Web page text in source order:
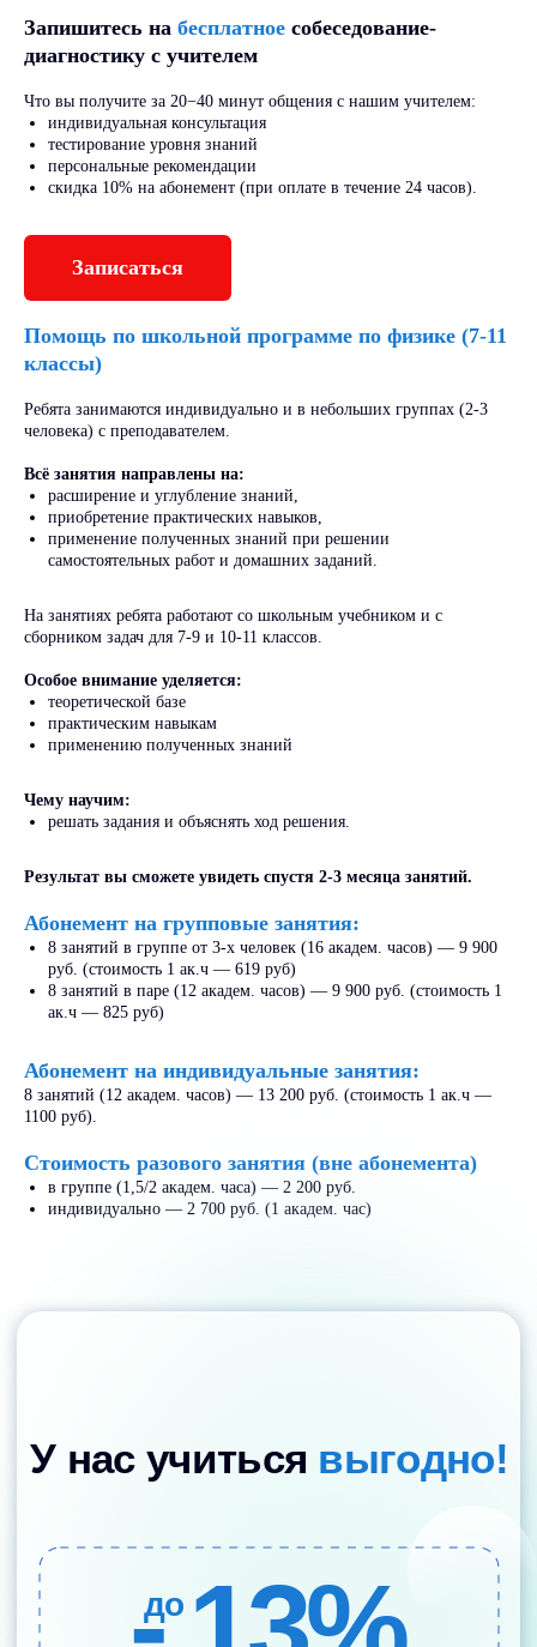
Запишитесь на бесплатное собеседование-
диагностику с учителем
Что вы получите за 20−40 минут общения с нашим учителем:
индивидуальная консультация
тестирование уровня знаний
персональные рекомендации
скидка 10% на абонемент (при оплате в течение 24 часов).
Записаться
Помощь по школьной программе по физике (7-11
классы)
Ребята занимаются индивидуально и в небольших группах (2-3
человека) с преподавателем.
Всё занятия направлены на:
расширение и углубление знаний,
приобретение практических навыков,
⁠применение полученных знаний при решении
самостоятельных работ и домашних заданий.
На занятиях ребята работают со школьным учебником и с
сборником задач для 7-9 и 10-11 классов.
Особое внимание уделяется:
теоретической базе
практическим навыкам
⁠применению полученных знаний
Чему научим:
решать задания и объяснять ход решения.
Результат вы сможете увидеть спустя 2-3 месяца занятий.
Абонемент на групповые занятия:
8 занятий в группе от 3-х человек (16 академ. часов) — 9 900
руб. (стоимость 1 ак.ч — 619 руб)
8 занятий в паре (12 академ. часов) — 9 900 руб. (стоимость 1
ак.ч — 825 руб)
Абонемент на индивидуальные занятия:
8 занятий (12 академ. часов) — 13 200 руб. (стоимость 1 ак.ч —
1100 руб).
Стоимость разового занятия (вне абонемента)
в группе (1,5/2 академ. часа) — 2 200 руб.
индивидуально — 2 700 руб. (1 академ. час)
У нас учитьсявыгодно!
«СкиллПлюс» преподает по
образовательной лицензии,
поэтому можно вернуть до 13%
от стоимости обучения.
- 13%
Оформить
налоговый вычет
до
Можно полностью или частично
- 100%
Узнать как
Узнать как